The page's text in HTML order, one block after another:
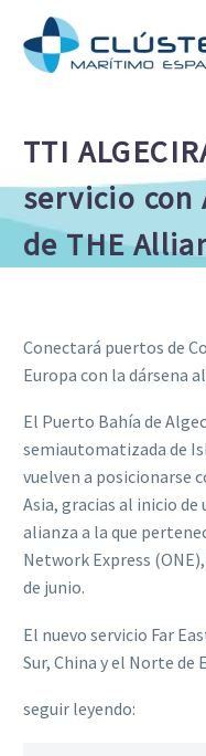
TTI
servicio con
de THE
Conectará puertos de
Europa con la dársena
El Puerto Bahía de
semiautomatizada de
vuelven a posicionarse
Asia, gracias al inicio de
alianza a la que
Network Express (ONE),
de junio.
El nuevo servicio Far
Sur, China y el Norte
seguir leyendo: